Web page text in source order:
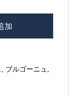
加
ブルゴーニュ